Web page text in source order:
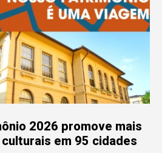
2026 promove mais
em 95 cidades